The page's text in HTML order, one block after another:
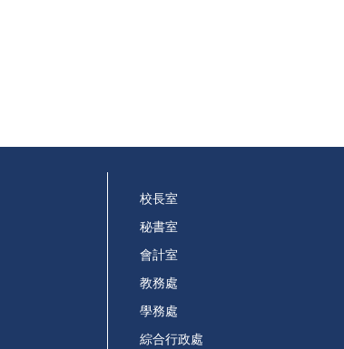
校長室
秘書室
會計室
教務處
學務處
綜合行政處